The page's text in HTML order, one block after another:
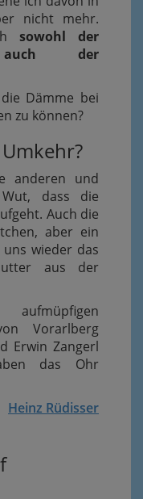
nicht mehr.
sowohl der
auch der
Dämme bei
zu können?
anderen und
dass die
Auch die
aber ein
wieder das
aus der
Vorarlberg
Erwin Zangerl
das Ohr
Heinz Rüdisser